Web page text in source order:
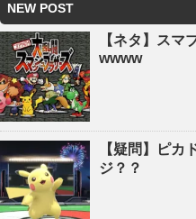
NEW POST
【ネタ】スマ
wwww
【疑問】ピカ
ジ？？